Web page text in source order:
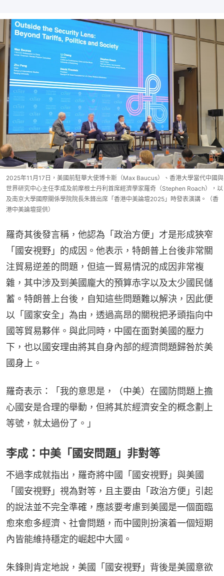
2025年11月17日，美國前駐華大使博卡斯（Max Baucus）、香港大學當代中國與
世界研究中心主任李成及前摩根士丹利首席經濟學家羅奇（Stephen Roach），以
及南京大學國際關係學院院長朱鋒出席「香港中美論壇2025」時發表演講。（香
港中美論壇提供）
羅奇其後發言稱，他認為「政治方便」才是形成狹窄
「國安視野」的成因。他表示，特朗普上台後非常關
注貿易逆差的問題，但這一貿易情況的成因非常複
雜，其中涉及到美國龐大的預算赤字以及太少國民儲
蓄。特朗普上台後，自知這些問題難以解決，因此便
以「國家安全」為由，透過高昂的關稅把矛頭指向中
國等貿易夥伴。與此同時，中國在面對美國的壓力
下，也以國安理由將其自身內部的經濟問題歸咎於美
國身上。
羅奇表示：「我的意思是，（中美）在國防問題上擔
心國安是合理的舉動，但將其於經濟安全的概念劃上
等號，就太過份了。」
李成：中美「國安問題」非對等
不過李成就指出，羅奇將中國「國安視野」與美國
「國安視野」視為對等，且主要由「政治方便」引起
的說法並不完全準確，應該要考慮到美國是一個面臨
愈來愈多經濟、社會問題，而中國則扮演着一個短期
內皆能維持穩定的崛起中大國。
朱鋒則肯定地說，美國「國安視野」背後是美國意欲